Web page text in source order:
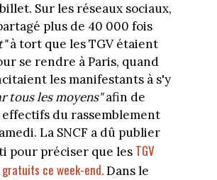
Sur les réseaux sociaux,
plus de 40 000 fois
à tort que les TGV étaient
se rendre à Paris, quand
les manifestants à s'y
tous les moyens"afin de
du rassemblement
La SNCF a dû publier
pour préciser que les TGV
ce week-end.Dans le